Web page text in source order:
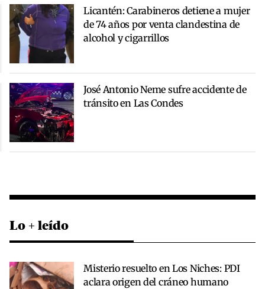
Licantén: Carabineros detiene a mujer
de 74 años por venta clandestina de
alcohol y cigarrillos
José Antonio Neme sufre accidente de
tránsito en Las Condes
Lo + leído
Misterio resuelto en Los Niches: PDI
aclara origen del cráneo humano